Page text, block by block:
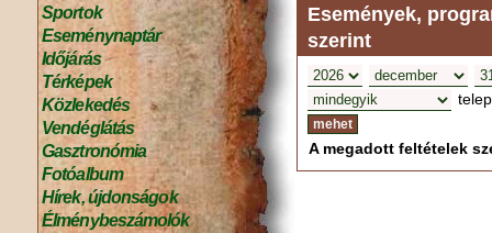
Sportok
Eseménynaptár
Időjárás
Térképek
Közlekedés
Vendéglátás
Gasztronómia
Fotóalbum
Hírek, újdonságok
Élménybeszámolók
Események,
szerint
A megadott feltételek